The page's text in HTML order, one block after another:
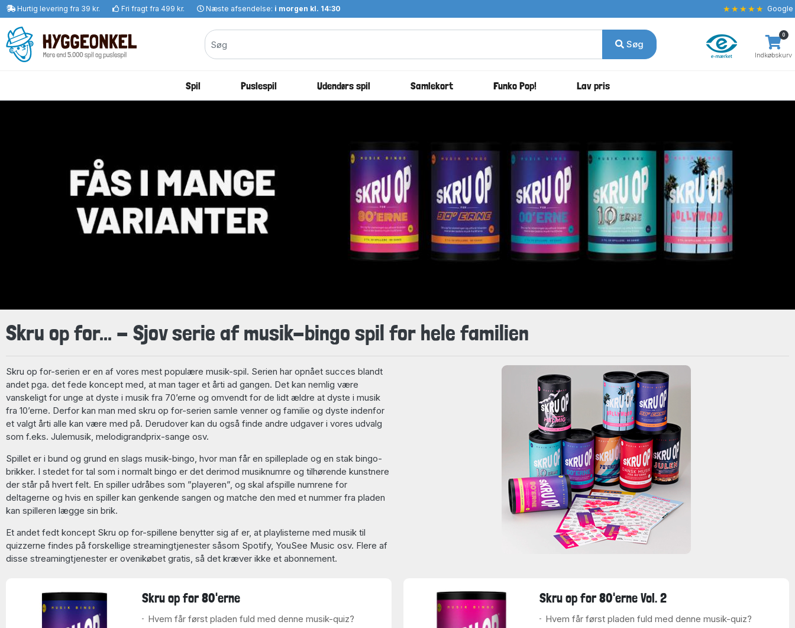
Hurtig levering fra 39 kr. Fri fragt fra 499 kr. Næste afsendelse: i morgen kl. 14:30 ★★★★★ Google
Søg
Indkøbskurv
0
Spil Puslespil Udendørs spil Samlekort Funko Pop! Lav pris
Skru op for... - Sjov serie af musik-bingo spil for hele familien
Skru op for-serien er en af vores mest populære musik-spil. Serien har opnået succes blandt
andet pga. det fede koncept med, at man tager et årti ad gangen. Det kan nemlig være
vanskeligt for unge at dyste i musik fra 70’erne og omvendt for de lidt ældre at dyste i musik
fra 10’erne. Derfor kan man med skru op for-serien samle venner og familie og dyste indenfor
et valgt årti alle kan være med på. Derudover kan du også finde andre udgaver i vores udvalg
som f.eks. Julemusik, melodigrandprix-sange osv.
Spillet er i bund og grund en slags musik-bingo, hvor man får en spilleplade og en stak bingo-
brikker. I stedet for tal som i normalt bingo er det derimod musiknumre og tilhørende kunstnere
der står på hvert felt. En spiller udråbes som ”playeren”, og skal afspille numrene for
deltagerne og hvis en spiller kan genkende sangen og matche den med et nummer fra pladen
kan spilleren lægge sin brik.
Et andet fedt koncept Skru op for-spillene benytter sig af er, at playlisterne med musik til
quizzerne findes på forskellige streamingtjenester såsom Spotify, YouSee Music osv. Flere af
disse streamingtjenester er ovenikøbet gratis, så det kræver ikke et abonnement.
Skru op for 80'erne
Hvem får først pladen fuld med denne musik-quiz?
Skru op for 80'erne Vol. 2
Hvem får først pladen fuld med denne musik-quiz?